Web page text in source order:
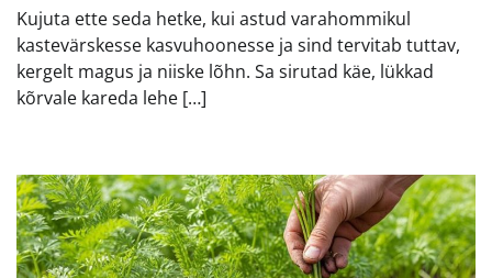
Kujuta ette seda hetke, kui astud varahommikul
kastevärskesse kasvuhoonesse ja sind tervitab tuttav,
kergelt magus ja niiske lõhn. Sa sirutad käe, lükkad
kõrvale kareda lehe […]